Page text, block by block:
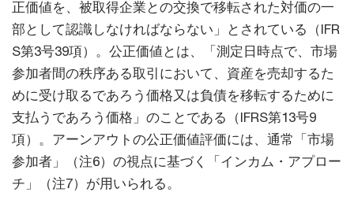
正価値を、被取得企業との交換で移転された対価の一
部として認識しなければならない」とされている（IFR
S第3号39項）。公正価値とは、「測定日時点で、市場
参加者間の秩序ある取引において、資産を売却するた
めに受け取るであろう価格又は負債を移転するために
支払うであろう価格」のことである（IFRS第13号9
項）。アーンアウトの公正価値評価には、通常「市場
参加者」（注6）の視点に基づく「インカム・アプロー
チ」（注7）が用いられる。